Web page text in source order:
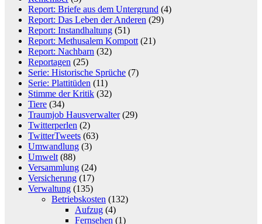
Report: Briefe aus dem Untergrund (4)
Report: Das Leben der Anderen (29)
Report: Instandhaltung (51)
Report: Methusalem Kompott (21)
Report: Nachbarn (32)
Reportagen (25)
Serie: Historische Sprüche (7)
Serie: Plattitüden (11)
Stimme der Kritik (32)
Tiere (34)
Traumjob Hausverwalter(29)
Twitterperlen (2)
TwitterTweets (63)
Umwandlung (3)
Umwelt (88)
Versammlung (24)
Versicherung (17)
Verwaltung (135)
Betriebskosten (132)
Aufzug (4)
Fernsehen (1)